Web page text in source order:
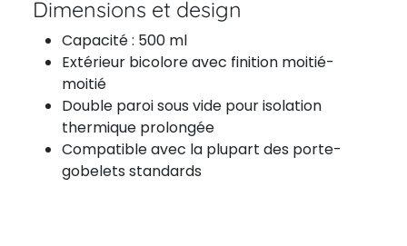
Dimensions et design
Capacité : 500 ml
Extérieur bicolore avec finition moitié-
moitié
Double paroi sous vide pour isolation
thermique prolongée
Compatible avec la plupart des porte-
gobelets standards